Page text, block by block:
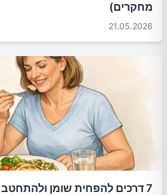
מחקרים)
21.05.2026
7 דרכים להפחית שומן